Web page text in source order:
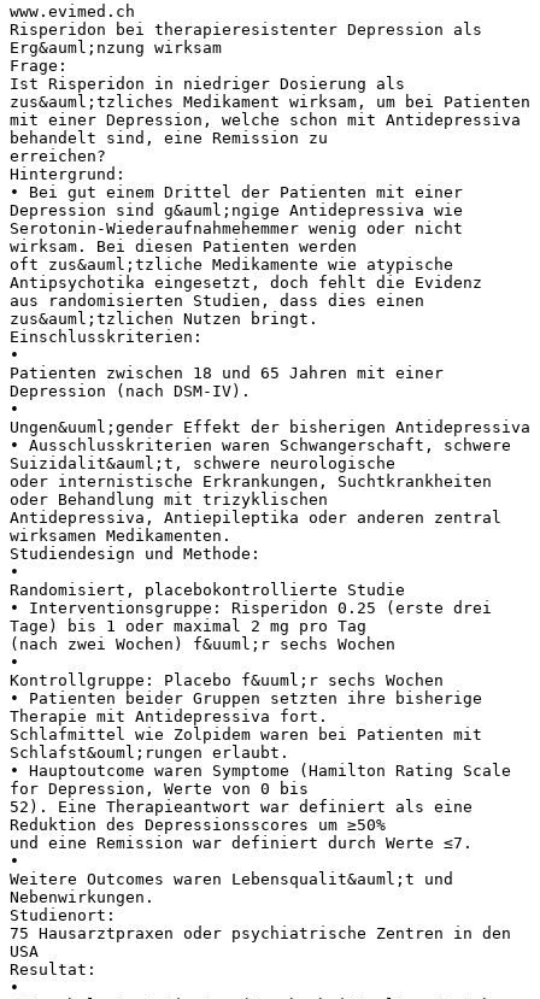
www.evimed.ch
Risperidon bei therapieresistenter Depression als
Erg&auml;nzung wirksam
Frage:
Ist Risperidon in niedriger Dosierung als
zus&auml;tzliches Medikament wirksam, um bei Patienten
mit einer Depression, welche schon mit Antidepressiva
behandelt sind, eine Remission zu
erreichen?
Hintergrund:
• Bei gut einem Drittel der Patienten mit einer
Depression sind g&auml;ngige Antidepressiva wie
Serotonin-Wiederaufnahmehemmer wenig oder nicht
wirksam. Bei diesen Patienten werden
oft zus&auml;tzliche Medikamente wie atypische
Antipsychotika eingesetzt, doch fehlt die Evidenz
aus randomisierten Studien, dass dies einen
zus&auml;tzlichen Nutzen bringt.
Einschlusskriterien:
•
Patienten zwischen 18 und 65 Jahren mit einer
Depression (nach DSM-IV).
•
Ungen&uuml;gender Effekt der bisherigen Antidepressiva
• Ausschlusskriterien waren Schwangerschaft, schwere
Suizidalit&auml;t, schwere neurologische
oder internistische Erkrankungen, Suchtkrankheiten
oder Behandlung mit trizyklischen
Antidepressiva, Antiepileptika oder anderen zentral
wirksamen Medikamenten.
Studiendesign und Methode:
•
Randomisiert, placebokontrollierte Studie
• Interventionsgruppe: Risperidon 0.25 (erste drei
Tage) bis 1 oder maximal 2 mg pro Tag
(nach zwei Wochen) f&uuml;r sechs Wochen
•
Kontrollgruppe: Placebo f&uuml;r sechs Wochen
• Patienten beider Gruppen setzten ihre bisherige
Therapie mit Antidepressiva fort.
Schlafmittel wie Zolpidem waren bei Patienten mit
Schlafst&ouml;rungen erlaubt.
• Hauptoutcome waren Symptome (Hamilton Rating Scale
for Depression, Werte von 0 bis
52). Eine Therapieantwort war definiert als eine
Reduktion des Depressionsscores um ≥50%
und eine Remission war definiert durch Werte ≤7.
•
Weitere Outcomes waren Lebensqualit&auml;t und
Nebenwirkungen.
Studienort:
75 Hausarztpraxen oder psychiatrische Zentren in den
USA
Resultat:
•